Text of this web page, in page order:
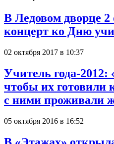
В Ледовом дворце 2
концерт ко Дню
02 октября 2017 в 10:37
Учитель года-
чтобы их готовили
с ними проживали
05 октября 2016 в 16:52